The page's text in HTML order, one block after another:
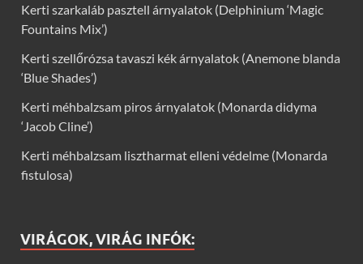
Kerti szarkaláb pasztell árnyalatok (Delphinium ‘Magic
Fountains Mix’)
Kerti szellőrózsa tavaszi kék árnyalatok (Anemone blanda
‘Blue Shades’)
Kerti méhbalzsam piros árnyalatok (Monarda didyma
‘Jacob Cline’)
Kerti méhbalzsam lisztharmat elleni védelme (Monarda
fistulosa)
VIRÁGOK, VIRÁG INFÓK: